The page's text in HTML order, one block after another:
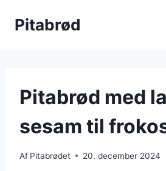
Pitabrød
Pitabrød med
sesam til
Af Pitabrødet 20. december 2024